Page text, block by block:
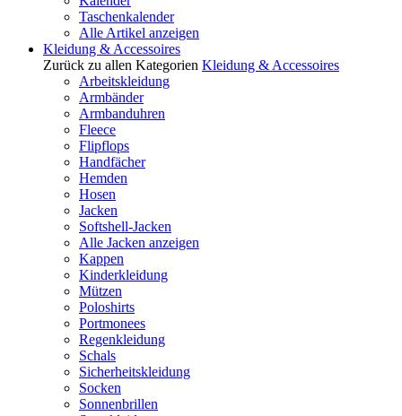
Taschenkalender
Alle Artikel anzeigen
Kleidung & Accessoires
Zurück zu allen Kategorien Kleidung & Accessoires
Arbeitskleidung
Armbänder
Armbanduhren
Fleece
Flipflops
Handfächer
Hemden
Hosen
Jacken
Softshell-Jacken
Alle Jacken anzeigen
Kappen
Kinderkleidung
Mützen
Poloshirts
Portmonees
Regenkleidung
Schals
Sicherheitskleidung
Socken
Sonnenbrillen